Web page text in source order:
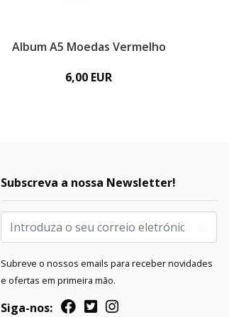
Album A5 Moedas Vermelho
6,00 EUR
Subscreva a nossa Newsletter!
Subreve o nossos emails para receber novidades
e ofertas em primeira mão.
Siga-nos: